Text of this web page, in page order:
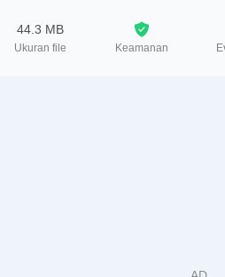
44.3 MB
Ukuran file Keamanan